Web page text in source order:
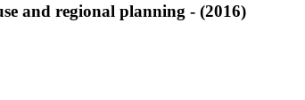
and regional planning - (2016)